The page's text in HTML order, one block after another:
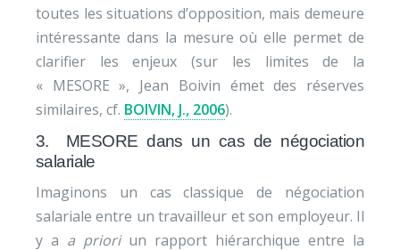
toutes les situations d’opposition, mais demeure
intéressante dans la mesure où elle permet de
clarifier les enjeux (sur les limites de la
« MESORE », Jean Boivin émet des réserves
similaires, cf. BOIVIN, J., 2006).
3. MESORE dans un cas de négociation
salariale
Imaginons un cas classique de négociation
salariale entre un travailleur et son employeur. Il
y a a prioriun rapport hiérarchique entre la